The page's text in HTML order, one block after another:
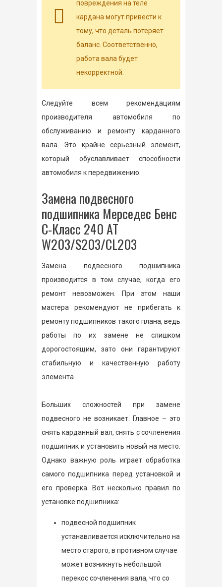
повреждения на теле
кардана могут привести к
тому, что деталь потеряет
баланс. Соответственно,
работа вала будет
некорректной.
Следуйте всем рекомендациям
производителя автомобиля по
обслуживанию и ремонту карданного
вала. Это крайне серьезный элемент,
который обуславливает способности
автомобиля к передвижению.
Замена подвесного
подшипника Мерседес Бенс
С-Класс 240 AT
W203/S203/CL203
Замена подвесного подшипника
производится в том случае, когда его
ремонт невозможен. При этом наши
мастера рекомендуют не прибегать к
ремонту подшипников такого плана, ведь
работы по их замене не слишком
дорогостоящим, зато они гарантируют
стабильную и качественную работу
элемента.
Больших сложностей при замене
подвесного не возникает. Главное – это
снять карданный вал, снять с сочленения
подшипник и установить новый на место.
Однако важную роль играет обработка
самого подшипника перед установкой и
его проверка. Вот несколько правил по
установке подшипника:
подвесной подшипник
устанавливается исключительно на
место старого, в противном случае
может возникнуть небольшой
перекос сочленения вала, что со